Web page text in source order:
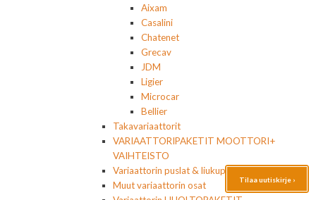
Aixam
Casalini
Chatenet
Grecav
JDM
Ligier
Microcar
Bellier
Takavariaattorit
VARIAATTORIPAKETIT MOOTTORI+
VAIHTEISTO
Variaattorin puslat & liukupalat
Muut variaattorin osat
Tilaa uutiskirje ›